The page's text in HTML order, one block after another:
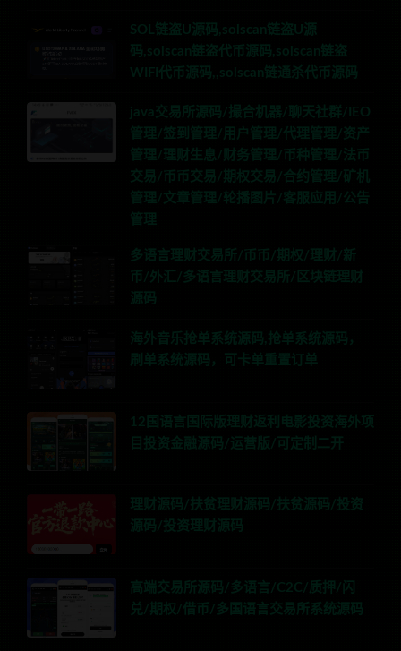
SOL链盗U源码,solscan链盗U源
码,solscan链盗代币源码,solscan链盗
WIFI代币源码,,solscan链通杀代币源码
java交易所源码/撮合机器/聊天社群/IEO
管理/签到管理/用户管理/代理管理/资产
管理/理财生息/财务管理/币种管理/法币
交易/币币交易/期权交易/合约管理/矿机
管理/文章管理/轮播图片/客服应用/公告
管理
多语言理财交易所/币币/期权/理财/新
币/外汇/多语言理财交易所/区块链理财
源码
海外音乐抢单系统源码,抢单系统源码，
刷单系统源码，可卡单重置订单
12国语言国际版理财返利电影投资海外项
目投资金融源码/运营版/可定制二开
理财源码/扶贫理财源码/扶贫源码/投资
源码/投资理财源码
高端交易所源码/多语言/C2C/质押/闪
兑/期权/借币/多国语言交易所系统源码